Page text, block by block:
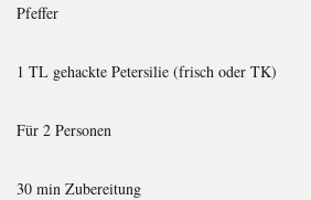
Pfeffer
1 TL gehackte Petersilie (frisch oder TK)
Für 2 Personen
30 min Zubereitung